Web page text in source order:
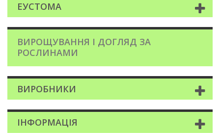
ЕУСТОМА
ВИРОЩУВАННЯ І ДОГЛЯД ЗА
РОСЛИНАМИ
ВИРОБНИКИ
ІНФОРМАЦІЯ